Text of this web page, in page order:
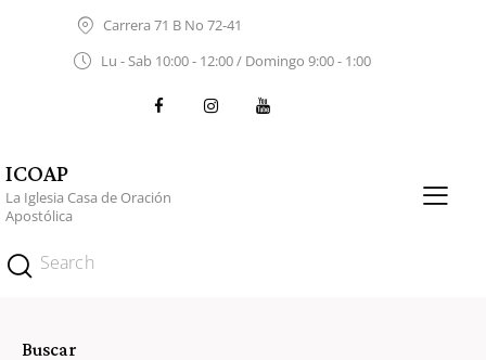
Carrera 71 B No 72-41
Lu - Sab 10:00 - 12:00 / Domingo 9:00 - 1:00
ICOAP
La Iglesia Casa de Oración
Apostólica
Buscar